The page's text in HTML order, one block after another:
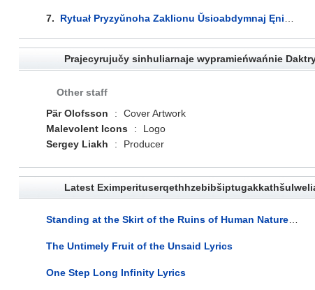
7. Rytuał Pryzyŭnoha Zaklionu Ŭsioabdymnaj Ęnierhii Ciemry, U Hipastyĺnaj Zalie Matęryjalizacyi Ŭwasablieńniaŭ Kokabaęła, Zaklikany Zubožyć Ahafałahičnyja Abliččy Idałaŭ Anhârąka, Zwajawaŭšych Wypramieńwańnie Pandęmaničnaha Pantęonu Kheri-Beq-F... Lyrics
Prajecyrujučy sinhuliarnaje wypramieńwańnie
Other staff
Pär Olofsson
:
Cover Artwork
Malevolent Icons
:
Logo
Sergey Liakh
: Producer
Latest
Standing at the Skirt of the Ruins of Human Nature (...on the Other Side of Man and Time) Lyrics
The Untimely Fruit of the Unsaid Lyrics
One Step Long Infinity Lyrics